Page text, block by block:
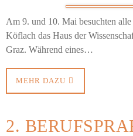
Am 9. und 10. Mai besuchten
Köflach das Haus der
Graz. Während eines…
MEHR DAZU
2.